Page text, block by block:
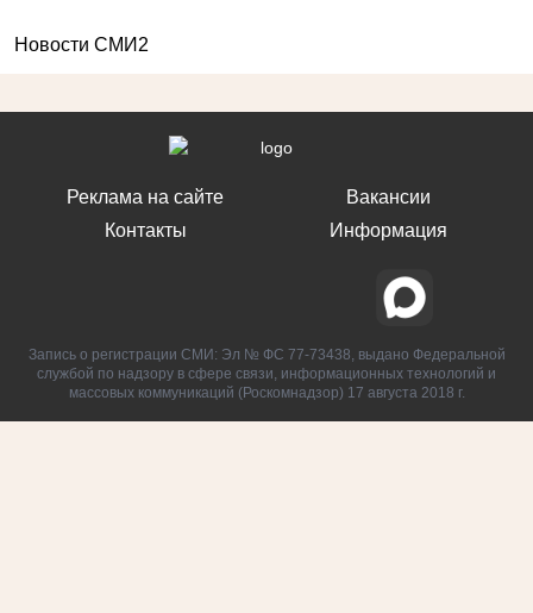
Новости СМИ2
Реклама на сайте
Контакты
Вакансии
Информация
Запись о регистрации СМИ: Эл № ФС 77-73438, выдано Федеральной
службой по надзору в сфере связи, информационных технологий и
массовых коммуникаций (Роскомнадзор) 17 августа 2018 г.